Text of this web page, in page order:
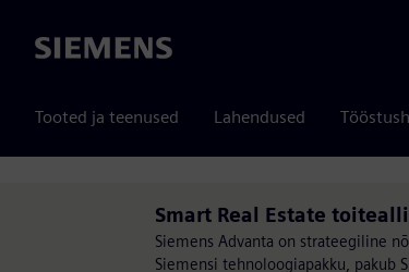
Siemens
Tooted ja teenused Lahendused
Smart Real Estate
Siemens Advanta on strateegiline
Siemensi tehnoloogiapakku, pakub